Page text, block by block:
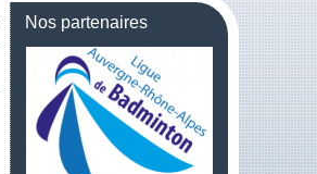
Nos partenaires